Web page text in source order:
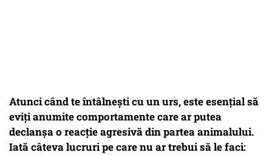
Atunci când te întâlnești cu un urs, este esențial să
eviți anumite comportamente care ar putea
declanșa o reacție agresivă din partea animalului.
Iată câteva lucruri pe care nu ar trebui să le faci: